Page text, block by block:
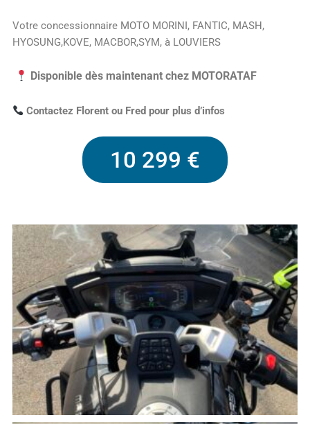
Votre concessionnaire MOTO MORINI, FANTIC, MASH,
HYOSUNG,KOVE, MACBOR,SYM, à LOUVIERS
Disponible dès maintenant chez MOTORATAF
Contactez Florent ou Fred pour plus d’infos
10 299 €